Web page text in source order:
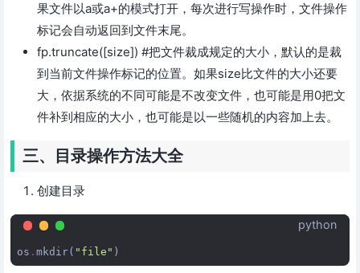
果文件以a或a+的模式打开，每次进行写操作时，文件操作
标记会自动返回到文件末尾。
fp.truncate([size]) #把文件裁成规定的大小，默认的是裁
到当前文件操作标记的位置。如果size比文件的大小还要
大，依据系统的不同可能是不改变文件，也可能是用0把文
件补到相应的大小，也可能是以一些随机的内容加上去。
三、目录操作方法大全
创建目录
python
os . mkdir( "file" )